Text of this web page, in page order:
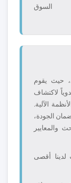
السوق
حيث يقوم
لاكتشاف
الآلية.
الجودة،
والمعايير
أقصى